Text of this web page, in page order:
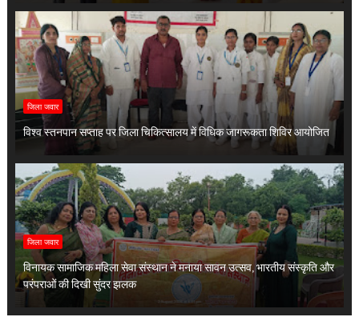
जिला जवार
विश्व स्तनपान सप्ताह पर जिला चिकित्सालय में विधिक जागरूकता शिविर आयोजित
जिला जवार
विनायक सामाजिक महिला सेवा संस्थान ने मनाया सावन उत्सव, भारतीय संस्कृति और
परंपराओं की दिखी सुंदर झलक